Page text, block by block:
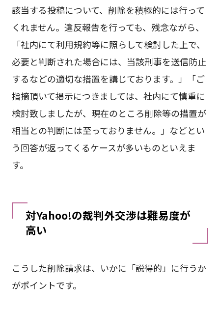
該当する投稿について、削除を積極的には行って
くれません。違反報告を行っても、残念ながら、
「社内にて利用規約等に照らして検討した上で、
必要と判断された場合には、当該刑事を送信防止
するなどの適切な措置を講じております。」「ご
指摘頂いて掲示につきましては、社内にて慎重に
検討致しましたが、現在のところ削除等の措置が
相当との判断には至っておりません。」などとい
う回答が返ってくるケースが多いものといえま
す。
対Yahoo!の裁判外交渉は難易度が
高い
こうした削除請求は、いかに「説得的」に行うか
がポイントです。